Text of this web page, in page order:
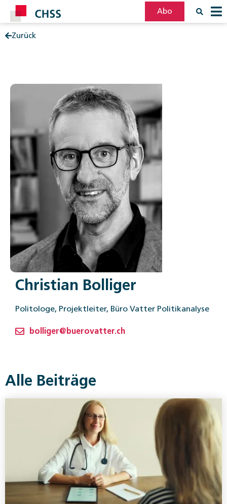
Abo
Zurück
Christian Bolliger
Politologe, Projektleiter, Büro Vatter Politikanalyse
bolliger@buerovatter.ch
Alle Beiträge